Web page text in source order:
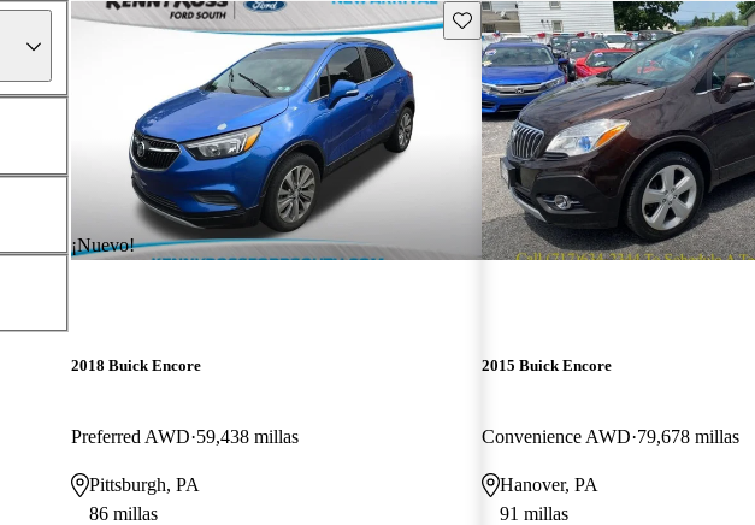
¡Nuevo!
Guarda este Aviso
2018 Buick Encore
Preferred AWD 59,438 millas
Pittsburgh, PA
86 millas
2015 Buick Encore
Convenience AWD 79,678 millas
Hanover, PA
91 millas